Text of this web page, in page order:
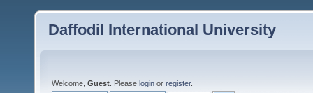
Daffodil International University
Welcome, Guest . Please login or register.